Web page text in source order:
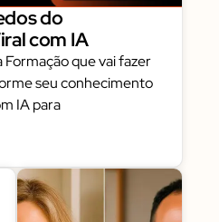
do
com IA
que vai fazer
seu conhecimento
IA para